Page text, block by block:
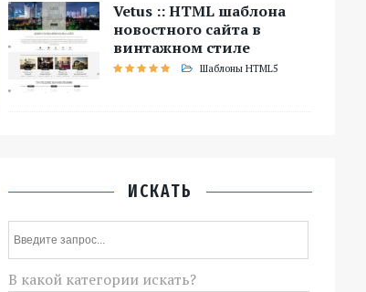
Vetus :: HTML шаблона
новостного сайта в
винтажном стиле
Шаблоны HTML5
ИСКАТЬ
В какой категории искать?